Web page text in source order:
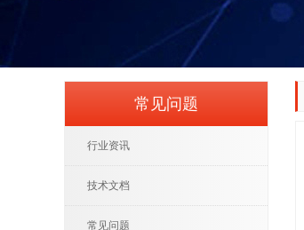
常见问题
行业资讯
技术文档
常见问题